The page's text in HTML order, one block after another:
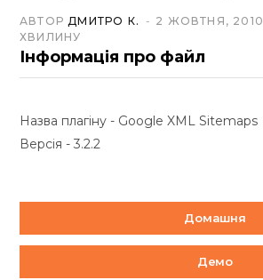
АВТОРДМИТРО К. 2 ЖОВТНЯ, 2010
ХВИЛИНУ
Інформація про файл
Назва плагіну - Google XML Sitemaps
Версія - 3.2.2
Домашня
Демо